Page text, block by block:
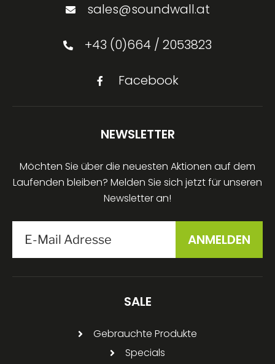
sales@soundwall.at
+43 (0)664 / 2053823
Facebook
NEWSLETTER
Möchten Sie über die neuesten Aktionen auf dem
Laufenden bleiben? Melden Sie sich jetzt für unseren
Newsletter an!
SALE
Gebrauchte Produkte
Specials